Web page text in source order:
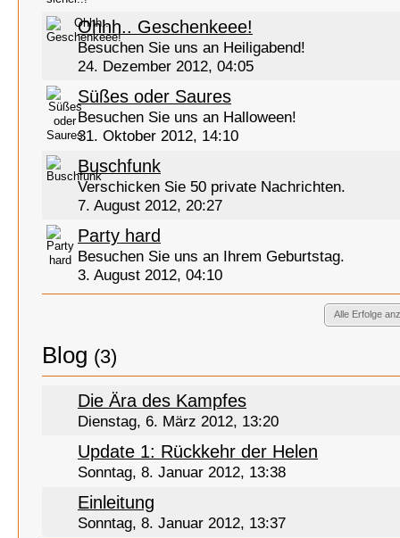
Ohhh.. Geschenkeee!
Besuchen Sie uns an Heiligabend!
24. Dezember 2012, 04:05
Süßes oder Saures
Besuchen Sie uns an Halloween!
31. Oktober 2012, 14:10
Buschfunk
Verschicken Sie 50 private Nachrichten.
7. August 2012, 20:27
Party hard
Besuchen Sie uns an Ihrem Geburtstag.
3. August 2012, 04:10
Alle Erfolge
Blog (3)
Die Ära des Kampfes
Dienstag, 6. März 2012, 13:20
Update 1: Rückkehr der Helen
Sonntag, 8. Januar 2012, 13:38
Einleitung
Sonntag, 8. Januar 2012, 13:37